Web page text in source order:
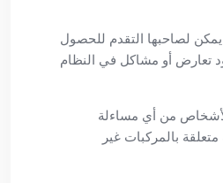
لصاحبها التقدم للحصول
تعارض أو مشاكل في النظام
من أي مساءلة
بالمركبات غير